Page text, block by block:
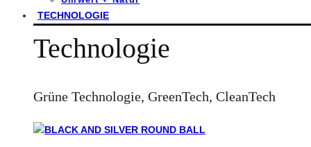
TECHNOLOGIE
Technologie
Grüne Technologie, GreenTech, CleanTech